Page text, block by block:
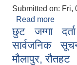
Submitted on: Fri,
Read more
छुट जग्गा
सार्वजनिक
मौलापुर, रौतहट